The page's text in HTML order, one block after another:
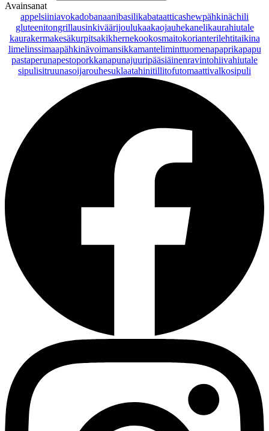
Avainsanat
appelsiiniavokadobanaanibasilikabataatticashewpähkinächili
gluteenitongrillausinkiväärijoulukaakaojauhekanelikaurahiutale
kaurakermakesäkurpitsakikhernekookosmaitokorianterilehtitaikina
limelinssimaapähkinävoimansikkamanteliminttuomenapaprikapapu
pastaperunapestoporkkanapunajuuripääsiäinenravintohiivahiutale
sipulisitruunasoijarouhesuklaatahinitillitofutomaattivalkosipuli